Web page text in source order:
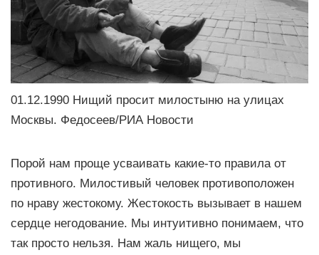
01.12.1990 Нищий просит милостыню на улицах
Москвы. Федосеев/РИА Новости
Порой нам проще усваивать какие-то правила от
противного. Милостивый человек противоположен
по нраву жестокому. Жестокость вызывает в нашем
сердце негодование. Мы интуитивно понимаем, что
так просто нельзя. Нам жаль нищего, мы